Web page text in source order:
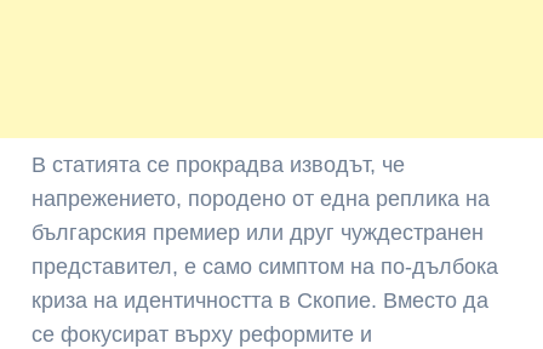
В статията се прокрадва изводът, че
напрежението, породено от една реплика на
българския премиер или друг чуждестранен
представител, е само симптом на по-дълбока
криза на идентичността в Скопие. Вместо да
се фокусират върху реформите и